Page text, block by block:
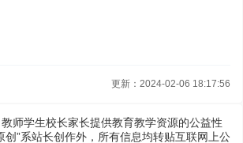
更新：2024-02-06 18:17:56
师学生校长家长提供教育教学资源的公益性
创”系站长创作外，所有信息均转贴互联网上公